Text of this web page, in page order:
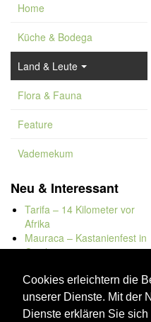
Cookies erleichtern die
unserer Dienste. Mit der
Dienste erklären Sie sich
Home
Küche & Bodega
Land & Leute
Flora & Fauna
Feature
Vademekum
Neu & Interessant
Tarifa – 14 Kilometer vor
Afrika
Mauraca – Kastanienfest in
Capileira
Bolonia
Kap Trafalgar
Düne von Bolonia